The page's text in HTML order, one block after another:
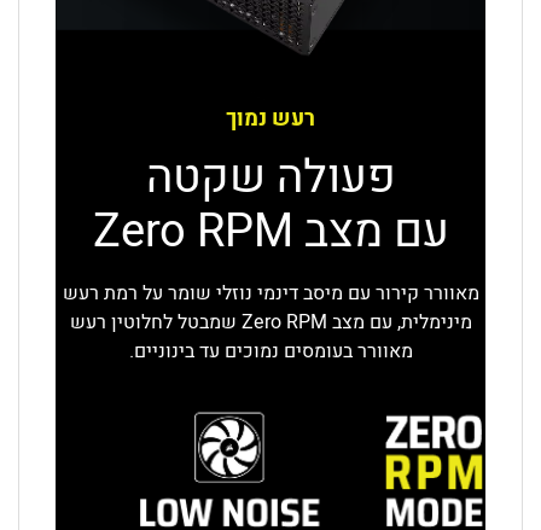
רעש נמוך
פעולה שקטה
עם מצב Zero RPM
מאוורר קירור עם מיסב דינמי נוזלי שומר על רמת רעש
מינימלית, עם מצב Zero RPM שמבטל לחלוטין רעש
מאוורר בעומסים נמוכים עד בינוניים.